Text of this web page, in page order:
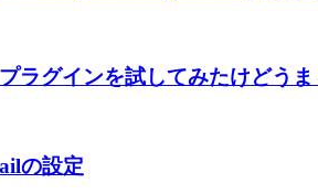
ラグインを試してみたけどう
の設定